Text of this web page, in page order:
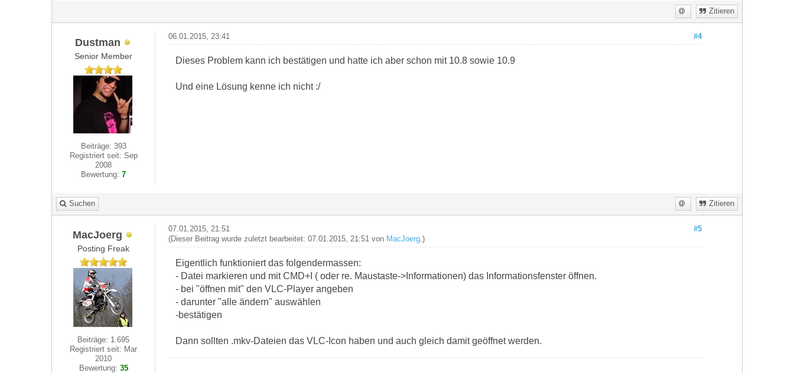
Zitieren
Dustman
Senior Member
Beiträge: 393
Registriert seit: Sep
2008
Bewertung:7
#4
06.01.2015, 23:41
Dieses Problem kann ich bestätigen und hatte ich aber schon mit 10.8 sowie 10.9
Und eine Lösung kenne ich nicht :/
Suchen Zitieren
MacJoerg
Posting Freak
Beiträge: 1.695
Registriert seit: Mar
2010
Bewertung: 35
#5
07.01.2015, 21:51
(Dieser Beitrag wurde zuletzt bearbeitet: 07.01.2015, 21:51 von MacJoerg.)
Eigentlich funktioniert das folgendermassen:
- Datei markieren und mit CMD+I ( oder re. Maustaste->Informationen) das Informationsfenster öffnen.
- bei "öffnen mit" den VLC-Player angeben
- darunter "alle ändern" auswählen
-bestätigen
Dann sollten .mkv-Dateien das VLC-Icon haben und auch gleich damit geöffnet werden.